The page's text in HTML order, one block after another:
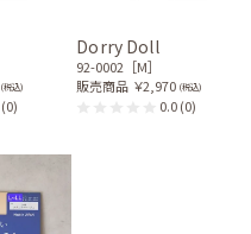
(税込)
(0)
Dorry Doll
92-0002［M］
販売商品 ￥2,970 (税込)
0.0(0)